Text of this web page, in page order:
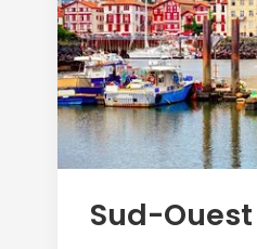
Sud-Ouest